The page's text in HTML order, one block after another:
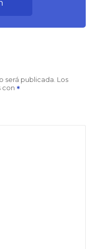
será publicada. Los
con